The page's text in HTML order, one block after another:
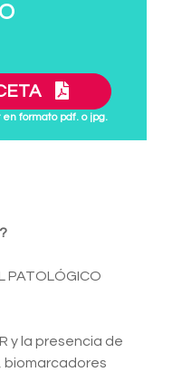
formato pdf. o jpg.
PATOLÓGICO
y la presencia de
biomarcadores